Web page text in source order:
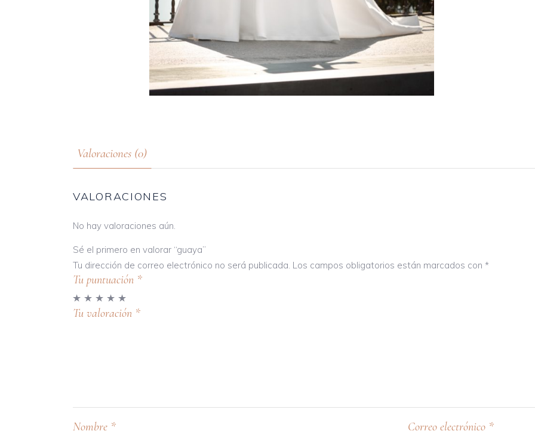
Valoraciones (0)
VALORACIONES
No hay valoraciones aún.
Sé el primero en valorar “guaya”
Tu dirección de correo electrónico no será publicada. Los campos obligatorios están marcados con *
Tu puntuación *
Tu valoración *
Nombre * Correo electrónico *